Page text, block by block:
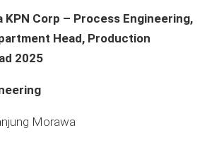
KPN Corp – Process Engineering,
Head, Production
2025
Morawa